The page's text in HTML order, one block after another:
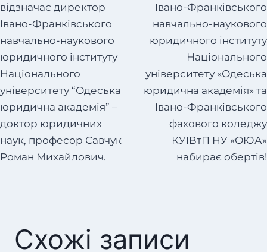
відзначає директор
Івано-Франківського
навчально-наукового
юридичного інституту
Національного
університету “Одеська
юридична академія” –
доктор юридичних
наук, професор Савчук
Роман Михайлович.
Івано-Франківського
навчально-наукового
юридичного інституту
Національного
університету «Одеська
юридична академія» та
Івано-Франківського
фахового коледжу
КУІВтП НУ «ОЮА»
набирає обертів!
Схожі записи